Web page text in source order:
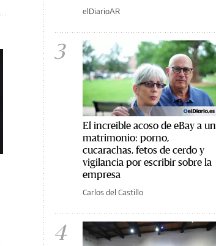
elDiarioAR
3
El increíble acoso de eBay a un
matrimonio: porno,
cucarachas, fetos de cerdo y
vigilancia por escribir sobre la
empresa
Carlos del Castillo
4